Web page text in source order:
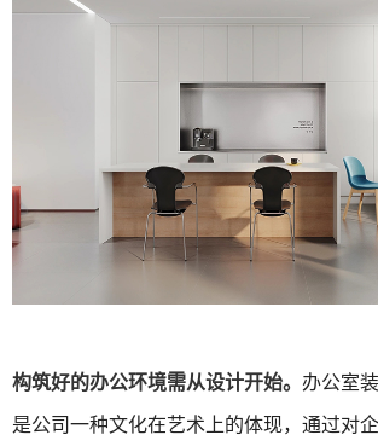
构筑好的办公环境需从设计开始。 办公室
是公司一种文化在艺术上的体现，通过对